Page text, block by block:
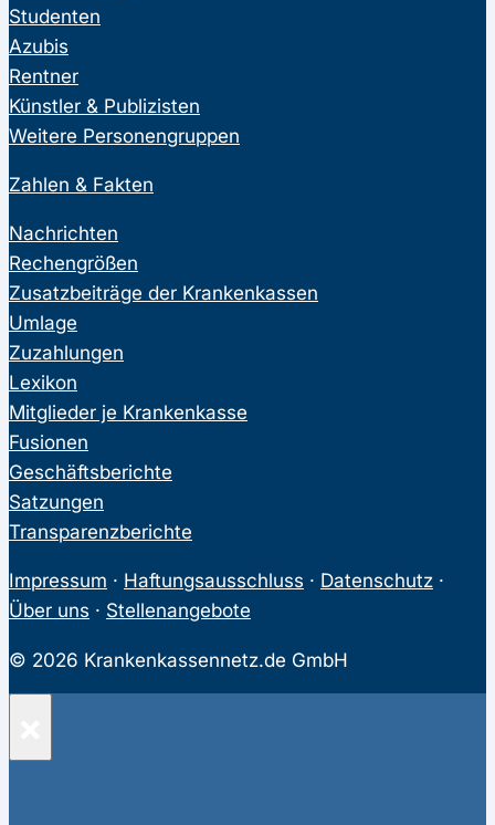
Studenten
Azubis
Rentner
Künstler & Publizisten
Weitere Personengruppen
Zahlen & Fakten
Nachrichten
Rechengrößen
Zusatzbeiträge der Krankenkassen
Umlage
Zuzahlungen
Lexikon
Mitglieder je Krankenkasse
Fusionen
Geschäftsberichte
Satzungen
Transparenzberichte
Impressum · Haftungsausschluss · Datenschutz ·
Über uns · Stellenangebote
© 2026 Krankenkassennetz.de GmbH